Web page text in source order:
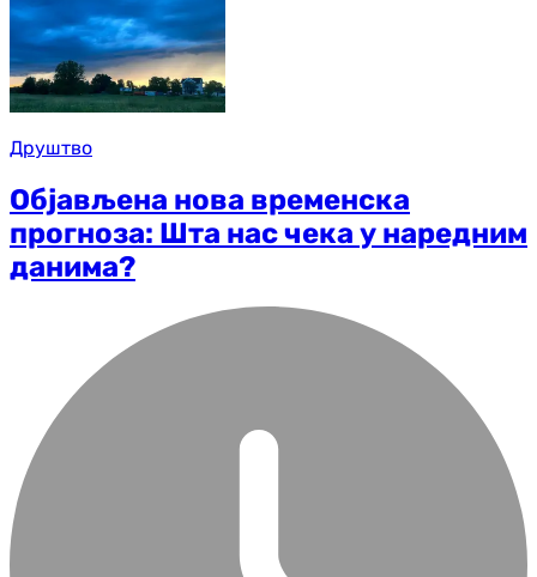
Друштво
Објављена нова временска
прогноза: Шта нас чека у наредним
данима?